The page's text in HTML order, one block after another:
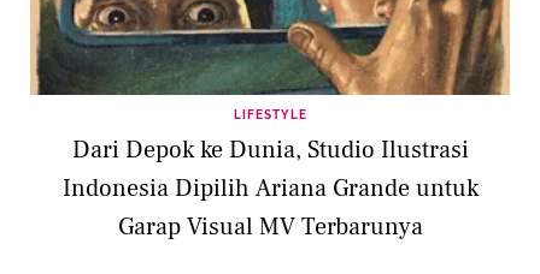
LIFESTYLE
Dari Depok ke Dunia, Studio Ilustrasi
Indonesia Dipilih Ariana Grande untuk
Garap Visual MV Terbarunya